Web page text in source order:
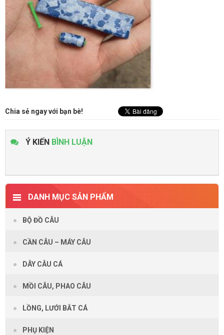
Chia sẻ ngay với bạn bè!
Ý KIẾN BÌNH LUẬN
DANH MỤC SẢN PHẨM
BỘ ĐỒ CÂU
CẦN CÂU – MÁY CÂU
DÂY CÂU CÁ
MỒI CÂU, PHAO CÂU
LỒNG, LƯỚI BẮT CÁ
PHỤ KIỆN